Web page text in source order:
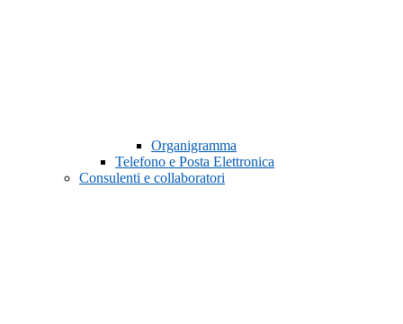
Organigramma
Telefono e Posta Elettronica
Consulenti e collaboratori